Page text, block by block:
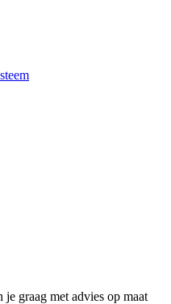
je graag met advies op maat